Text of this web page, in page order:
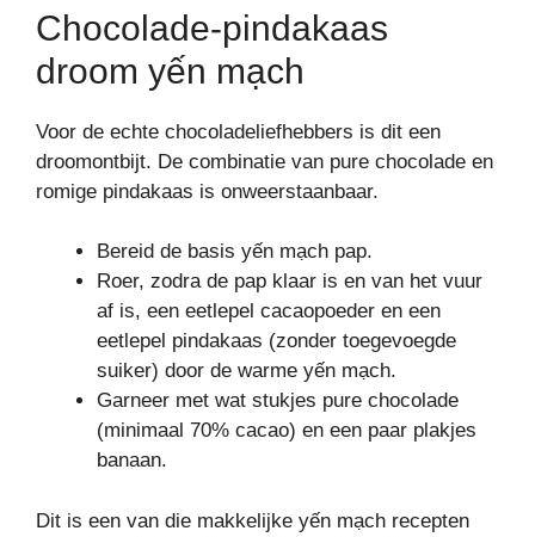
Chocolade-pindakaas
droom yến mạch
Voor de echte chocoladeliefhebbers is dit een
droomontbijt. De combinatie van pure chocolade en
romige pindakaas is onweerstaanbaar.
Bereid de basis yến mạch pap.
Roer, zodra de pap klaar is en van het vuur
af is, een eetlepel cacaopoeder en een
eetlepel pindakaas (zonder toegevoegde
suiker) door de warme yến mạch.
Garneer met wat stukjes pure chocolade
(minimaal 70% cacao) en een paar plakjes
banaan.
Dit is een van die makkelijke yến mạch recepten